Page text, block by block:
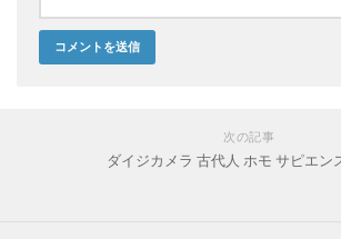
次の記事
ダイジカメラ 古代人 ホモ サピエン